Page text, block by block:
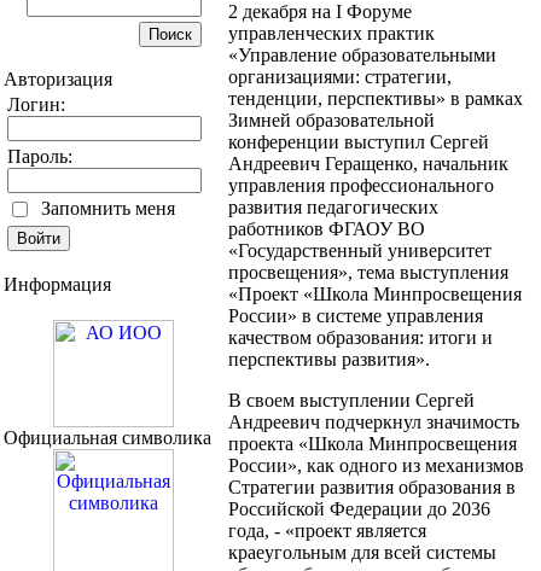
Авторизация
Логин:
Пароль:
Запомнить меня
Информация
Официальная символика
2 декабря на I Форуме
управленческих практик
«Управление образовательными
организациями: стратегии,
тенденции, перспективы» в рамках
Зимней образовательной
конференции выступил Сергей
Андреевич Геращенко, начальник
управления профессионального
развития педагогических
работников ФГАОУ ВО
«Государственный университет
просвещения», тема выступления
«Проект «Школа Минпросвещения
России» в системе управления
качеством образования: итоги и
перспективы развития».
В своем выступлении Сергей
Андреевич подчеркнул значимость
проекта «Школа Минпросвещения
России», как одного из механизмов
Стратегии развития образования в
Российской Федерации до 2036
года, - «проект является
краеугольным для всей системы